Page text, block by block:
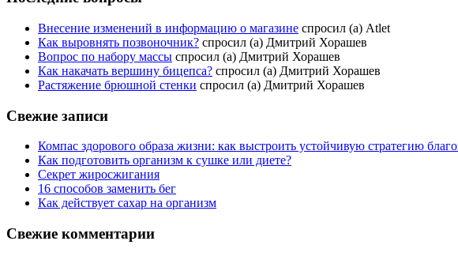
Внесение изменений в информацию о магазине спросил (а) Atlet
Как выровнять позвоночник? спросил (а) Дмитрий Хорашев
Вопрос по набору массы спросил (а) Дмитрий Хорашев
Как накачать вершину бицепса? спросил (а) Дмитрий Хорашев
Растяжение брюшной стенки спросил (а) Дмитрий Хорашев
Свежие записи
Компас здорового образа жизни: как выстроить устойчивую стратегию
Как подготовить организм к сушке или диете?
Секрет жиросжигания
16 способов заменить бег
Как действует сахар на организм
Свежие комментарии